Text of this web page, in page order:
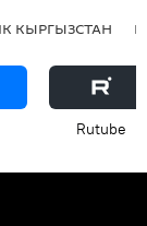
КЫРГЫЗСТАН
Rutube